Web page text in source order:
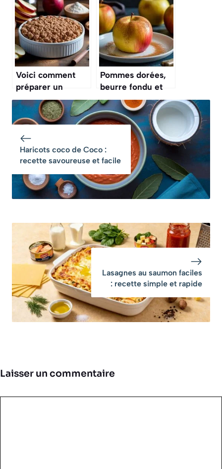
rapide
gâteau d’automne
enveloppe vos
après‑midi de
douceur parfumée
Voici comment
préparer un
crumble pommes-
cannelle
irrésistible en
seulement 10
minutes
Pommes dorées,
beurre fondu et
parfum de
cannelle : ce
dessert au four
embaume toute la
maison en 40
minutes
Haricots coco de Coco :
recette savoureuse et facile
Lasagnes au saumon faciles
: recette simple et rapide
Laisser un commentaire